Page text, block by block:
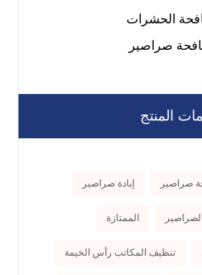
الحشرات
صراصير
المنتج
صراصير إبادة صراصير
الممتازة
تنظيف المكاتب رأس الخيمة